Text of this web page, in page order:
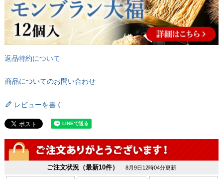
返品特約について
商品についてのお問い合わせ
レビューを書く